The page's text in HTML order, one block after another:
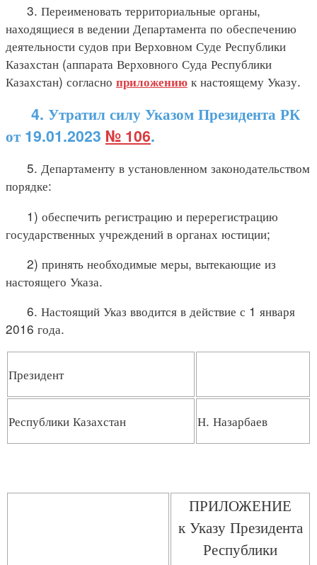
3. Переименовать территориальные органы,
находящиеся в ведении Департамента по обеспечению
деятельности судов при Верховном Суде Республики
Казахстан (аппарата Верховного Суда Республики
Казахстан) согласно приложению к настоящему Указу.
4. Утратил силу Указом Президента РК
от 19.01.2023 № 106.
5. Департаменту в установленном законодательством
порядке:
1) обеспечить регистрацию и перерегистрацию
государственных учреждений в органах юстиции;
2) принять необходимые меры, вытекающие из
настоящего Указа.
6. Настоящий Указ вводится в действие с 1 января
2016 года.
Президент
Республики Казахстан Н. Назарбаев
ПРИЛОЖЕНИЕ
к Указу Президента
Республики